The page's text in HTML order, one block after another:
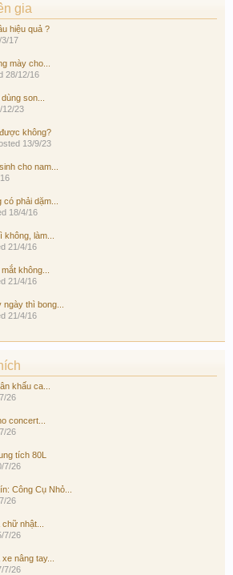
gia
hiệu quả ?
3/17
mày cho...
28/12/16
son...
12/23
không?
13/9/23
cho nam...
phải dặm...
18/4/16
làm...
21/4/16
không...
21/4/16
thì bong...
21/4/16
khấu ca...
26
concert...
26
tích 80L
7/26
Công Cụ Nhỏ...
26
nhật...
7/26
nâng tay...
7/26